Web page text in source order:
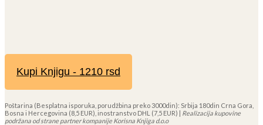
Kupi Knjigu - 1210 rsd
Poštarina (Besplatna isporuka, porudžbina preko 3000din): Srbija 180din Crna Gora,
Bosna i Hercegovina (8,5 EUR), inostranstvo DHL (7,5 EUR) | Realizacija kupovine
podržana od strane partner kompanije Korisna Knjiga d.o.o